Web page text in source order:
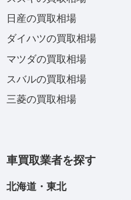
日産の買取相場
ダイハツの買取相場
マツダの買取相場
スバルの買取相場
三菱の買取相場
車買取業者を探す
北海道・東北